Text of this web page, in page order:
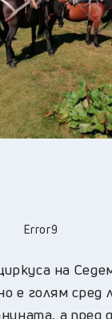
Error9
на
е голям
а пред